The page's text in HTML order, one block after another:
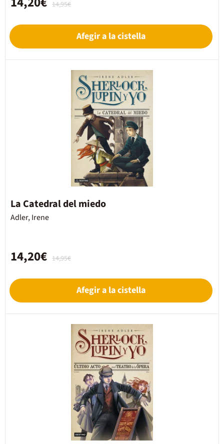
14,95€
Afegir a la cistella
La Catedral del miedo
Adler, Irene
14,95€
14,20€
Afegir a la cistella